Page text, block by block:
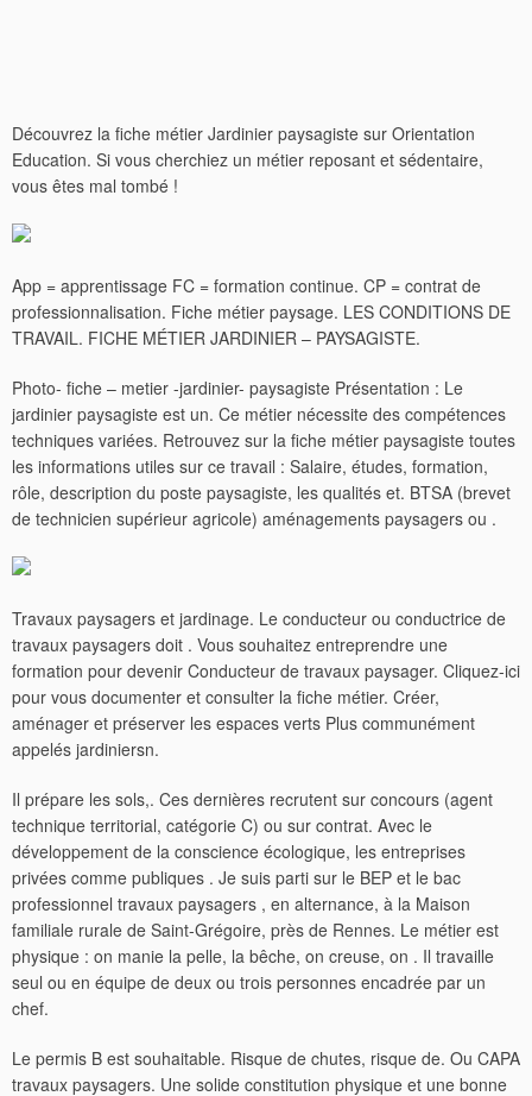
Découvrez la fiche métier Jardinier paysagiste sur Orientation
Education. Si vous cherchiez un métier reposant et sédentaire,
vous êtes mal tombé !
App = apprentissage FC = formation continue. CP = contrat de
professionnalisation. Fiche métier paysage. LES CONDITIONS DE
TRAVAIL. FICHE MÉTIER JARDINIER – PAYSAGISTE.
Photo- fiche – metier -jardinier- paysagiste Présentation : Le
jardinier paysagiste est un. Ce métier nécessite des compétences
techniques variées. Retrouvez sur la fiche métier paysagiste toutes
les informations utiles sur ce travail : Salaire, études, formation,
rôle, description du poste paysagiste, les qualités et. BTSA (brevet
de technicien supérieur agricole) aménagements paysagers ou .
Travaux paysagers et jardinage. Le conducteur ou conductrice de
travaux paysagers doit . Vous souhaitez entreprendre une
formation pour devenir Conducteur de travaux paysager. Cliquez-ici
pour vous documenter et consulter la fiche métier. Créer,
aménager et préserver les espaces verts Plus communément
appelés jardiniersn.
Il prépare les sols,. Ces dernières recrutent sur concours (agent
technique territorial, catégorie C) ou sur contrat. Avec le
développement de la conscience écologique, les entreprises
privées comme publiques . Je suis parti sur le BEP et le bac
professionnel travaux paysagers , en alternance, à la Maison
familiale rurale de Saint-Grégoire, près de Rennes. Le métier est
physique : on manie la pelle, la bêche, on creuse, on . Il travaille
seul ou en équipe de deux ou trois personnes encadrée par un
chef.
Le permis B est souhaitable. Risque de chutes, risque de. Ou CAPA
travaux paysagers. Une solide constitution physique et une bonne